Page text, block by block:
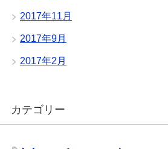
2017年11月
2017年9月
2017年2月
カテゴリー